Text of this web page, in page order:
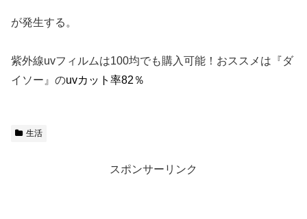
が発生する。
紫外線uvフィルムは100均でも購入可能！おススメは『ダ
イソー』のuvカット率82％
生活
スポンサーリンク